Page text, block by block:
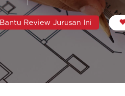
Bantu Review Jurusan Ini